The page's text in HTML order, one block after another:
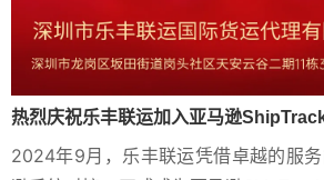
热烈庆祝乐丰联运加入亚马逊ShipTrack
2024年9月，乐丰联运凭借卓越的服